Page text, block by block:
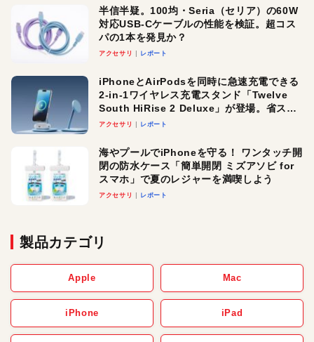
半信半疑。100均・Seria（セリア）の60W
対応USB-Cケーブルの性能を検証。超コス
パの1本を発見か？
アクセサリ レポート
iPhoneとAirPodsを同時に急速充電できる
2-in-1ワイヤレス充電スタンド「Twelve
South HiRise 2 Deluxe」が登場。省スペ
ースでおしゃれに充電したい人にオスス
アクセサリ レポート
海やプールでiPhoneを守る！ ワンタッチ開
閉の防水ケース「簡単開閉 ミズアソビ for
スマホ」で夏のレジャーを満喫しよう
アクセサリ レポート
製品カテゴリ
Apple Mac
iPhone iPad